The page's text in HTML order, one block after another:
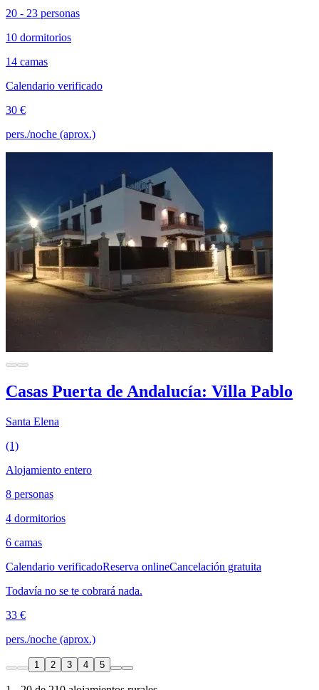
20 - 23 personas
10 dormitorios
14 camas
Calendario verificado
30 €
pers./noche (aprox.)
Casas Puerta de Andalucía: Villa Pablo
Santa Elena
(1)
Alojamiento entero
8 personas
4 dormitorios
6 camas
Calendario verificadoReserva onlineCancelación gratuita
Todavía no se te cobrará nada.
33 €
pers./noche (aprox.)
1 2 3 4 5